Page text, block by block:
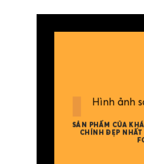
Hình ảnh
SẢN PHẨM CỦA
CHỈNH ĐẸP